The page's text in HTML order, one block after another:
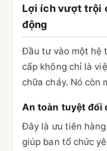
Lợi ích vượt trội
động
Đầu tư vào một hệ
cấp không chỉ là
chữa cháy. Nó còn
An toàn tuyệt đối
Đây là ưu tiên
giúp ban tổ chức